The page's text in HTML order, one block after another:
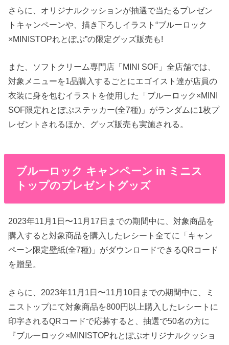
さらに、オリジナルクッションが抽選で当たるプレゼン
トキャンペーンや、描き下ろしイラスト“ブルーロック
×MINISTOPれとぽぷ”の限定グッズ販売も!
また、ソフトクリーム専門店「MINI SOF」全店舗では、
対象メニューを1品購入するごとにエゴイスト達が店員の
衣装に身を包むイラストを使用した「ブルーロック×MINI
SOF限定れとぽぷステッカー(全7種)」がランダムに1枚プ
レゼントされるほか、グッズ販売も実施される。
ブルーロック キャンペーン in ミニス
トップのプレゼントグッズ
2023年11月1日〜11月17日までの期間中に、対象商品を
購入すると対象商品を購入したレシート全てに「キャン
ペーン限定壁紙(全7種)」がダウンロードできるQRコード
を贈呈。
さらに、2023年11月1日〜11月10日までの期間中に、ミ
ニストップにて対象商品を800円以上購入したレシートに
印字されるQRコードで応募すると、抽選で50名の方に
『ブルーロック×MINISTOPれとぽぷオリジナルクッショ